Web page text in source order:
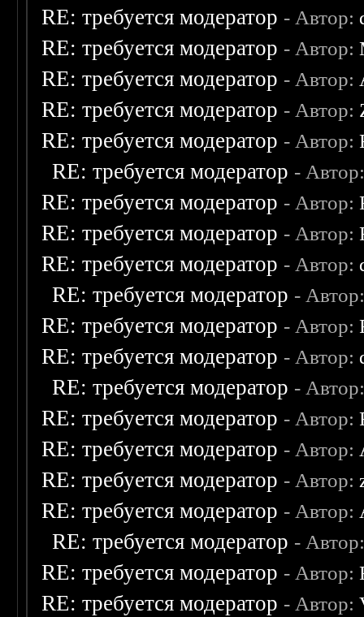
RE: требуется модератор - Автор:
RE: требуется модератор - Автор:
RE: требуется модератор - Автор:
RE: требуется модератор - Автор:
RE: требуется модератор - Автор:
RE: требуется модератор -
RE: требуется модератор - Автор:
RE: требуется модератор - Автор:
RE: требуется модератор - Автор:
RE: требуется модератор -
RE: требуется модератор - Автор:
RE: требуется модератор - Автор:
RE: требуется модератор -
RE: требуется модератор - Автор:
RE: требуется модератор - Автор:
RE: требуется модератор - Автор:
RE: требуется модератор - Автор:
RE: требуется модератор -
RE: требуется модератор - Автор:
RE: требуется модератор - Автор: